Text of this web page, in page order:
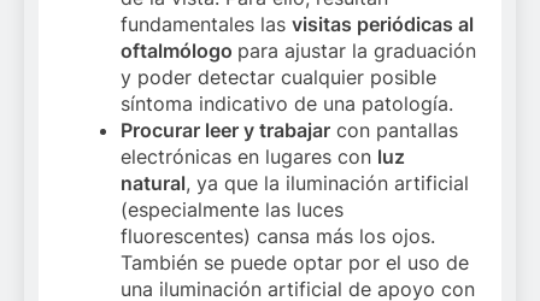
fundamentales las visitas periódicas al
oftalmólogo para ajustar la graduación
y poder detectar cualquier posible
síntoma indicativo de una patología.
Procurar leer y trabajar con pantallas
electrónicas en lugares con luz
natural, ya que la iluminación artificial
(especialmente las luces
fluorescentes) cansa más los ojos.
También se puede optar por el uso de
una iluminación artificial de apoyo con